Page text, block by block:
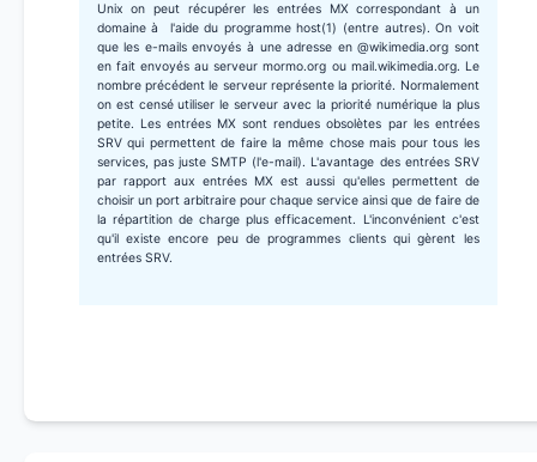
Unix on peut récupérer les entrées MX correspondant à un
domaine à l'aide du programme host(1) (entre autres). On voit
que les e-mails envoyés à une adresse en @wikimedia.org sont
en fait envoyés au serveur mormo.org ou mail.wikimedia.org. Le
nombre précédent le serveur représente la priorité. Normalement
on est censé utiliser le serveur avec la priorité numérique la plus
petite. Les entrées MX sont rendues obsolètes par les entrées
SRV qui permettent de faire la même chose mais pour tous les
services, pas juste SMTP (l'e-mail). L'avantage des entrées SRV
par rapport aux entrées MX est aussi qu'elles permettent de
choisir un port arbitraire pour chaque service ainsi que de faire de
la répartition de charge plus efficacement. L'inconvénient c'est
qu'il existe encore peu de programmes clients qui gèrent les
entrées SRV.